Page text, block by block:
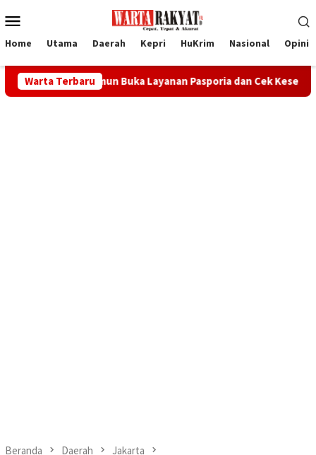
ke
Mobile
Home Utama Daerah Kepri HuKrim Nasional Opini
Warta Terbaru
Karimun Buka Layanan Pasporia dan Cek Kesehatan Gratis di
Beranda Daerah Jakarta